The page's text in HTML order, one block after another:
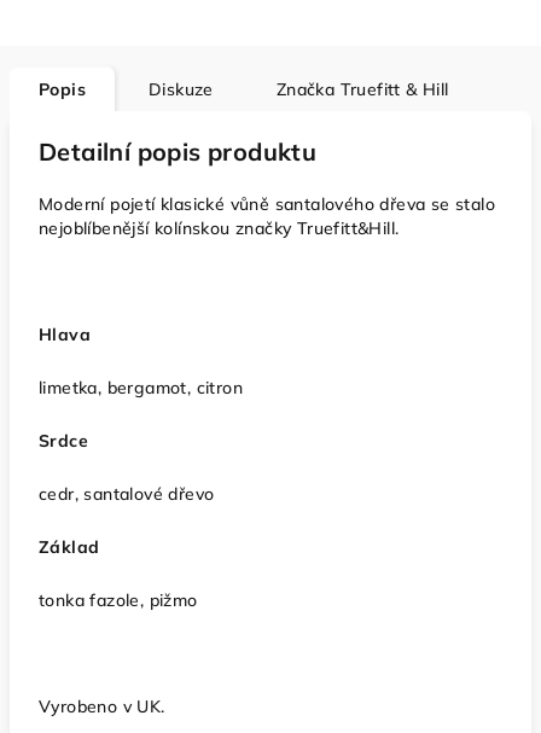
Popis Diskuze Značka Truefitt & Hill
Detailní popis produktu
Moderní pojetí klasické vůně santalového dřeva se stalo
nejoblíbenější kolínskou značky Truefitt&Hill.
Hlava
limetka, bergamot, citron
Srdce
cedr, santalové dřevo
Základ
tonka fazole, pižmo
Vyrobeno v UK.